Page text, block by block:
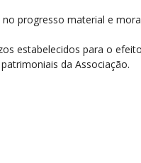
progresso material e
estabelecidos para o
da Associação.